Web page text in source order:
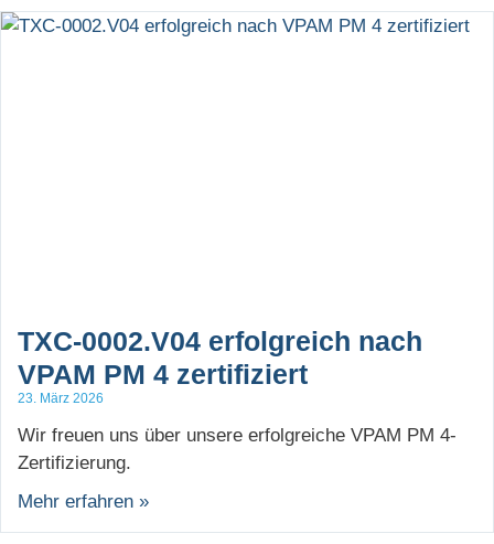
TXC-0002.V04 erfolgreich nach
VPAM PM 4 zertifiziert
23. März 2026
Wir freuen uns über unsere erfolgreiche VPAM PM 4-
Zertifizierung.
Mehr erfahren »